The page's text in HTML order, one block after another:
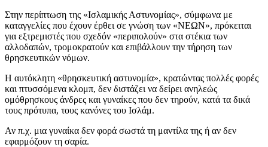
Στην περίπτωση της «Ισλαμικής Αστυνομίας», σύμφωνα με
καταγγελίες που έχουν έρθει σε γνώση των «ΝΕΩΝ», πρόκειται
για εξτρεμιστές που σχεδόν «περιπολούν» στα στέκια των
αλλοδαπών, τρομοκρατούν και επιβάλλουν την τήρηση των
θρησκευτικών νόμων.
Η αυτόκλητη «θρησκευτική αστυνομία», κρατώντας πολλές φορές
και πτυσσόμενα κλομπ, δεν διστάζει να δείρει ανηλεώς
ομόθρησκους άνδρες και γυναίκες που δεν τηρούν, κατά τα δικά
τους πρότυπα, τους κανόνες του Ισλάμ.
Αν π.χ. μια γυναίκα δεν φορά σωστά τη μαντίλα της ή αν δεν
εφαρμόζουν τη σαρία.